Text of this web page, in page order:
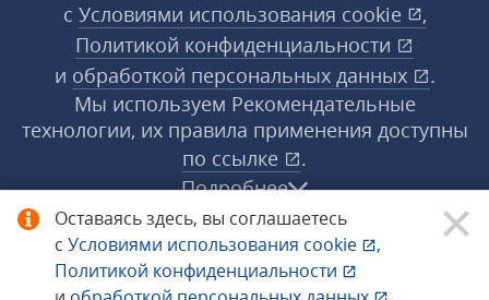
Оставаясь здесь, вы соглашаетесь
с Условиями использования cookie
,
Политикой конфиденциальности
с Условиями использования cookie
,
Политикой конфиденциальности
и обработкой персональных данных
.
Мы используем Рекомендательные
технологии, их правила применения доступны
по ссылке
.
Подробнее
© 1998−2026 «1С‑Рарус» ®. Все права
защищены.